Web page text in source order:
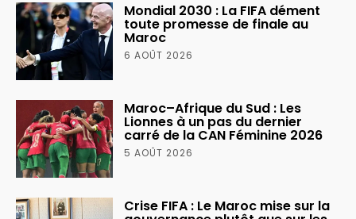
Mondial 2030 : La FIFA dément
toute promesse de finale au
Maroc
6 AOÛT 2026
Maroc–Afrique du Sud : Les
Lionnes à un pas du dernier
carré de la CAN Féminine 2026
5 AOÛT 2026
Crise FIFA : Le Maroc mise sur la